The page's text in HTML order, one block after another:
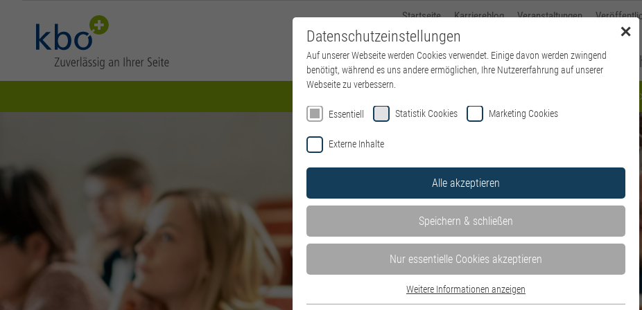
Über kbo Standorte kbo-Karriere Ausbildung
Startseite Karriereblog Veranstaltungen
✕
Datenschutzeinstellungen
Auf unserer Webseite werden Cookies verwendet. Einige davon werden zwingend
benötigt, während es uns andere ermöglichen, Ihre Nutzererfahrung auf unserer
Webseite zu verbessern.
Essentiell Statistik Cookies Marketing Cookies
Externe Inhalte
Alle akzeptieren
Speichern & schließen
Nur essentielle Cookies akzeptieren
Weitere Informationen anzeigen